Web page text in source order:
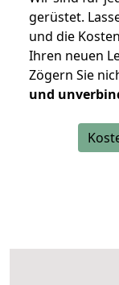
gerüstet.
und die
Ihren neuen
Zögern Sie
und